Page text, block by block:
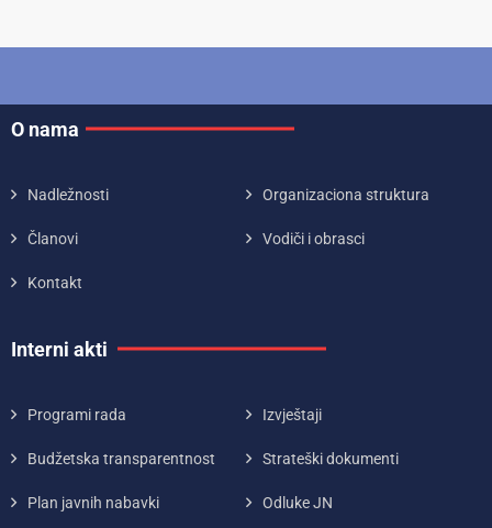
O nama
Nadležnosti Organizaciona struktura
Članovi Vodiči i obrasci
Kontakt
Interni akti
Programi rada Izvještaji
Budžetska transparentnost Strateški dokumenti
Plan javnih nabavki Odluke JN